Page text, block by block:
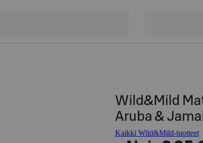
Wild&Mild
Aruba &
Kaikki Wild&Mild-tuotteet